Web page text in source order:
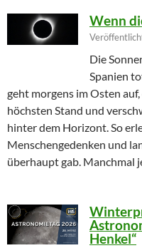
Wenn
Die
Spanien
geht morgens im Osten
höchsten Stand und
hinter dem Horizont. So
Menschengedenken und
überhaupt gab. Manchmal
Henkel“